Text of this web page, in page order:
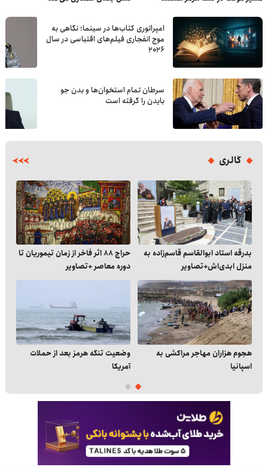
امپراتوری کتاب‌ها در سینما؛ نگاهی به
موج انفجاری فیلم‌های اقتباسی در سال
۲۰۲۶
سرطان تمام استخوان‌ها و بدن جو
بایدن را گرفته است
گالری
بدرقه استاد ابوالقاسم قاسم‌زاده به
منزل ابدی‌اش+تصاویر
حراج ۸۸ اثر فاخر از زمان تیموریان تا
دوره معاصر +تصاویر
هجوم هزاران مهاجر مراکشی به
اسپانیا
وضعیت تنگه هرمز بعد از حملات
آمریکا